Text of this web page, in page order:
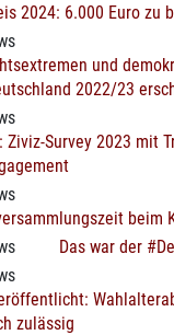
2024: 6.000 Euro zu
und
2022/23
Ziviz-Survey 2023 mit
beim
Das war der
zulässig